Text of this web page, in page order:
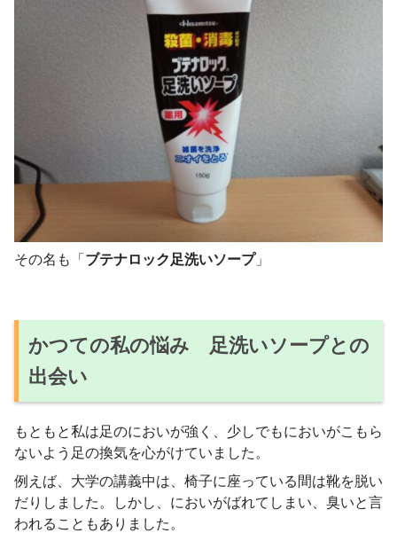
その名も「 ブテナロック足洗いソープ」
かつての私の悩み 足洗いソープとの
出会い
もともと私は足のにおいが強く、少しでもにおいがこもら
ないよう足の換気を心がけていました。
例えば、大学の講義中は、椅子に座っている間は靴を脱い
だりしました。しかし、においがばれてしまい、臭いと言
われることもありました。